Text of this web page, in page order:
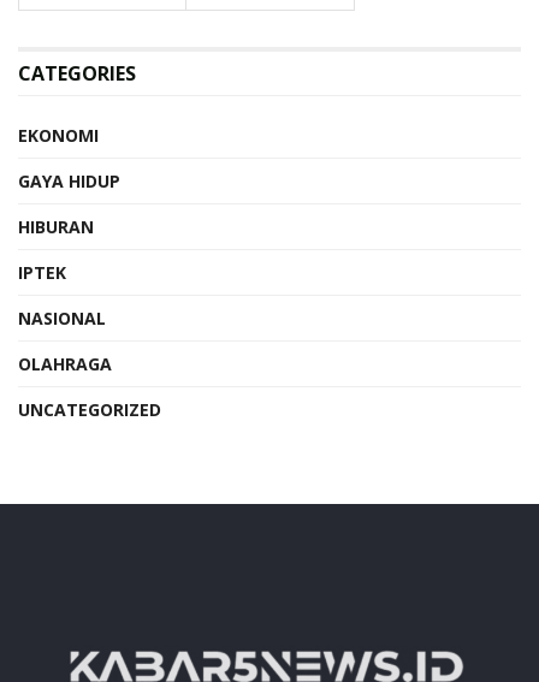
CATEGORIES
EKONOMI
GAYA HIDUP
HIBURAN
IPTEK
NASIONAL
OLAHRAGA
UNCATEGORIZED